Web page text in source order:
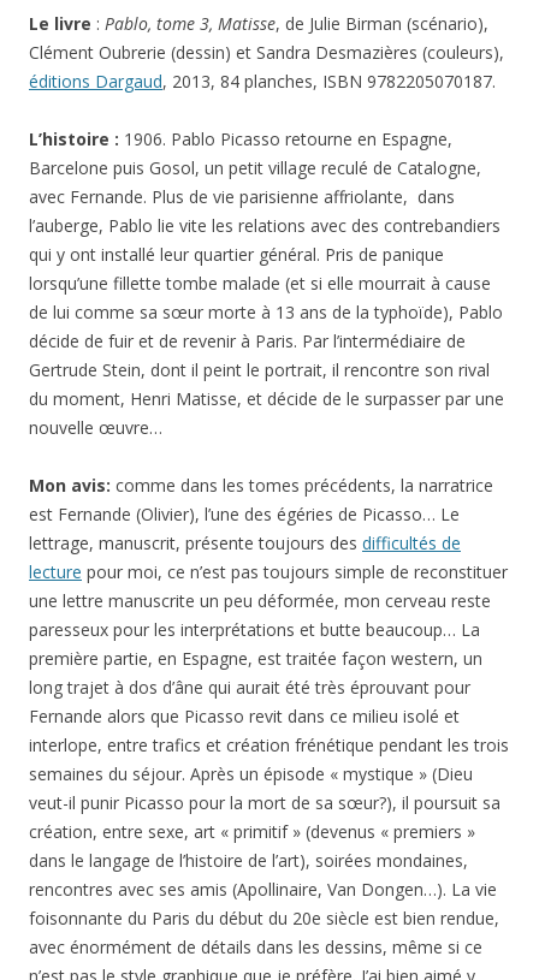
Le livre : Pablo, tome 3, Matisse, de Julie Birman (scénario),
Clément Oubrerie (dessin) et Sandra Desmazières (couleurs),
éditions Dargaud, 2013, 84 planches, ISBN 9782205070187.
L’histoire : 1906. Pablo Picasso retourne en Espagne,
Barcelone puis Gosol, un petit village reculé de Catalogne,
avec Fernande. Plus de vie parisienne affriolante, dans
l’auberge, Pablo lie vite les relations avec des contrebandiers
qui y ont installé leur quartier général. Pris de panique
lorsqu’une fillette tombe malade (et si elle mourrait à cause
de lui comme sa sœur morte à 13 ans de la typhoïde), Pablo
décide de fuir et de revenir à Paris. Par l’intermédiaire de
Gertrude Stein, dont il peint le portrait, il rencontre son rival
du moment, Henri Matisse, et décide de le surpasser par une
nouvelle œuvre…
Mon avis: comme dans les tomes précédents, la narratrice
est Fernande (Olivier), l’une des égéries de Picasso… Le
lettrage, manuscrit, présente toujours des difficultés de
lecture pour moi, ce n’est pas toujours simple de reconstituer
une lettre manuscrite un peu déformée, mon cerveau reste
paresseux pour les interprétations et butte beaucoup… La
première partie, en Espagne, est traitée façon western, un
long trajet à dos d’âne qui aurait été très éprouvant pour
Fernande alors que Picasso revit dans ce milieu isolé et
interlope, entre trafics et création frénétique pendant les trois
semaines du séjour. Après un épisode « mystique » (Dieu
veut-il punir Picasso pour la mort de sa sœur?), il poursuit sa
création, entre sexe, art « primitif » (devenus « premiers »
dans le langage de l’histoire de l’art), soirées mondaines,
rencontres avec ses amis (Apollinaire, Van Dongen…). La vie
foisonnante du Paris du début du 20e siècle est bien rendue,
avec énormément de détails dans les dessins, même si ce